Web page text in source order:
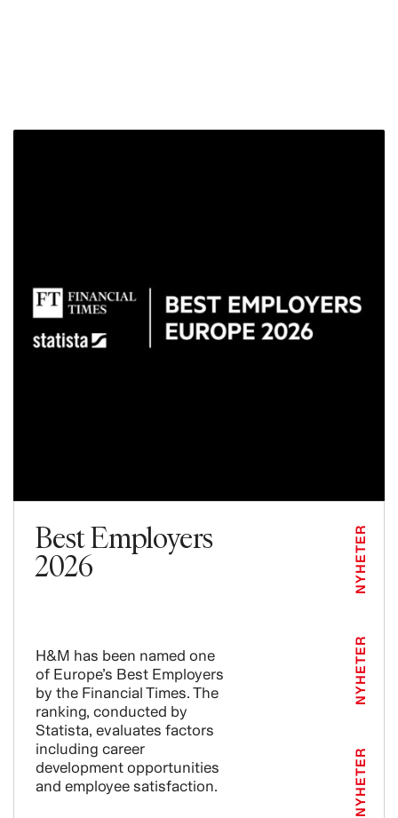
Best Employers
2026
H&M has been named one
of Europe’s Best Employers
by the Financial Times. The
ranking, conducted by
Statista, evaluates factors
including career
development opportunities
and employee satisfaction.
NYHETER
NYHETER
NYHETER